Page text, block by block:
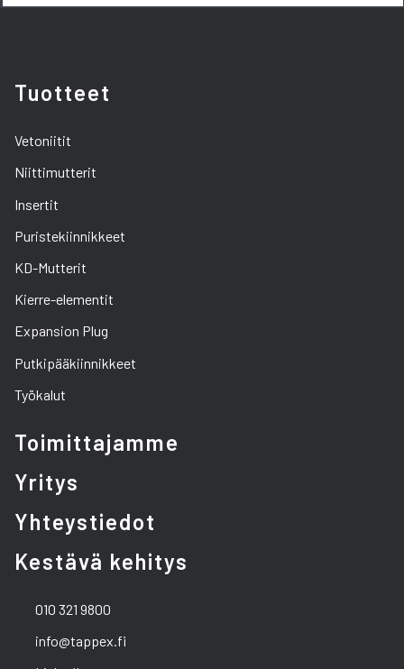
Tuotteet
Vetoniitit
Niittimutterit
Insertit
Puristekiinnikkeet
KD-Mutterit
Kierre-elementit
Expansion Plug
Putkipääkiinnikkeet
Työkalut
Toimittajamme
Yritys
Yhteystiedot
Kestävä kehitys
010 321 9800
info@tappex.fi